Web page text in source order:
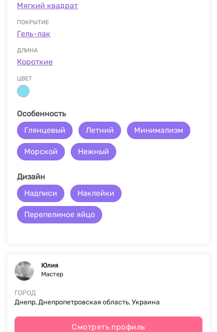
Мягкий квадрат
ПОКРЫТИЕ
Гель-лак
ДЛИНА
Короткие
ЦВЕТ
Особенность
Глянцевый
Летний Минимализм
Морской Нежный
Дизайн
Надписи
Наклейки
Перепелиное яйцо
Юлия
Мастер
ГОРОД
Днепр, Днепропетровская область, Украина
Смотреть профиль